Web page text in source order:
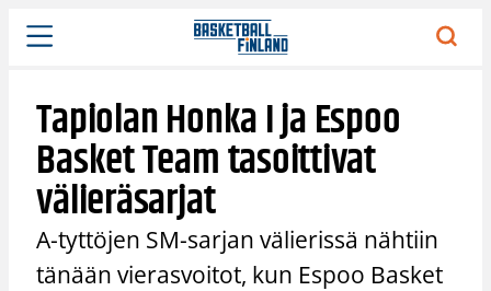
Siirry
sisältöön
Tapiolan Honka I ja Espoo
Basket Team tasoittivat
välieräsarjat
A-tyttöjen SM-sarjan välierissä nähtiin
tänään vierasvoitot, kun Espoo Basket